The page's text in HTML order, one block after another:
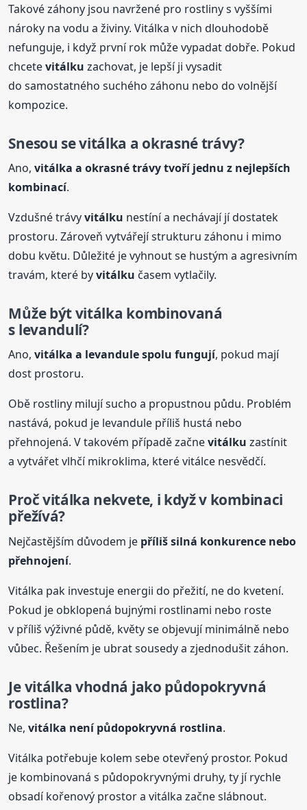
Takové záhony jsou navržené pro rostliny s vyššími
nároky na vodu a živiny. Vitálka v nich dlouhodobě
nefunguje, i když první rok může vypadat dobře. Pokud
chcetevitálku zachovat, je lepší ji vysadit
do samostatného suchého záhonu nebo do volnější
kompozice.
Snesou se vitálka a okrasné trávy?
Ano,vitálka a okrasné trávy tvoří jednu z nejlepších
kombinací.
Vzdušné trávyvitálku nestíní a nechávají jí dostatek
prostoru. Zároveň vytvářejí strukturu záhonu i mimo
dobu květu. Důležité je vyhnout se hustým a agresivním
travám, které byvitálku časem vytlačily.
Může být vitálka kombinovaná
s levandulí?
Ano,vitálka a levandule spolu fungují, pokud mají
dost prostoru.
Obě rostliny milují sucho a propustnou půdu. Problém
nastává, pokud je levandule příliš hustá nebo
přehnojená. V takovém případě začnevitálku zastínit
a vytvářet vlhčí mikroklima, které vitálce nesvědčí.
Proč vitálka nekvete, i když v kombinaci
přežívá?
Nejčastějším důvodem je příliš silná konkurence nebo
přehnojení.
Vitálka pak investuje energii do přežití, ne do kvetení.
Pokud je obklopená bujnými rostlinami nebo roste
v příliš výživné půdě, květy se objevují minimálně nebo
vůbec. Řešením je ubrat sousedy a zjednodušit záhon.
Je vitálka vhodná jako půdopokryvná
rostlina?
Ne,vitálka není půdopokryvná rostlina.
Vitálka potřebuje kolem sebe otevřený prostor. Pokud
je kombinovaná s půdopokryvnými druhy, ty jí rychle
obsadí kořenový prostor a vitálka začne slábnout.